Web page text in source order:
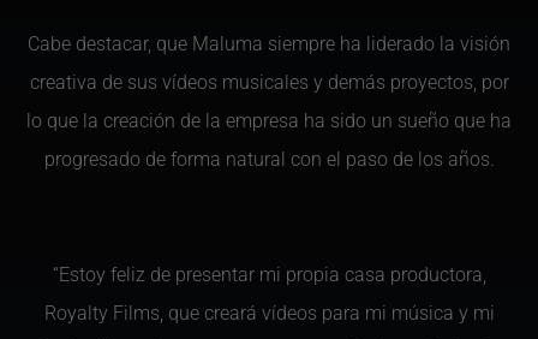
Cabe destacar, que Maluma siempre ha liderado la visión
creativa de sus vídeos musicales y demás proyectos, por
lo que la creación de la empresa ha sido un sueño que ha
progresado de forma natural con el paso de los años.
“Estoy feliz de presentar mi propia casa productora,
Royalty Films, que creará vídeos para mi música y mi